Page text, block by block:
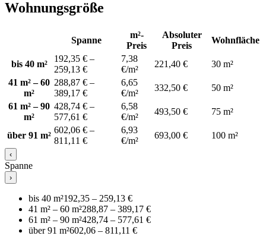
Wohnungsgröße
Spanne
m²-
Preis
Absoluter
Preis
Wohnfläche
bis 40 m²
192,35 € –
259,13 €
7,38
€/m²
221,40 €
30 m²
41 m² – 60
m²
288,87 € –
389,17 €
6,65
€/m²
332,50 €
50 m²
61 m² – 90
m²
428,74 € –
577,61 €
6,58
€/m²
493,50 € 75 m²
über 91 m²
602,06 € –
811,11 €
6,93
€/m²
693,00 € 100 m²
‹
Spanne
›
bis 40 m²192,35 – 259,13 €
41 m² – 60 m²288,87 – 389,17 €
61 m² – 90 m²428,74 – 577,61 €
über 91 m²602,06 – 811,11 €